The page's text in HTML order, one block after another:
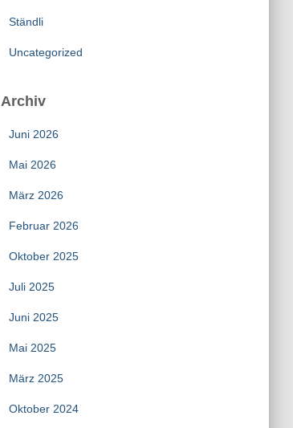
Ständli
Uncategorized
Archiv
Juni 2026
Mai 2026
März 2026
Februar 2026
Oktober 2025
Juli 2025
Juni 2025
Mai 2025
März 2025
Oktober 2024